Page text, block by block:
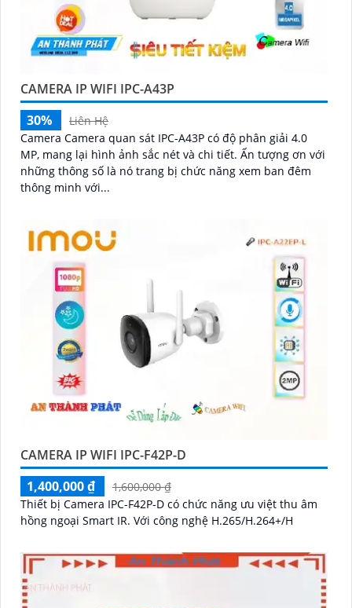
CAMERA IP WIFI IPC-A43P
30%
Liên Hệ
Camera Camera quan sát IPC-A43P có độ phân giải 4.0
MP, mang lại hình ảnh sắc nét và chi tiết. Ấn tượng ơn với
những thông số là nó trang bị chức năng xem ban đêm
thông minh với...
CAMERA IP WIFI IPC-F42P-D
1,400,000 ₫
1,600,000 ₫
Thiết bị Camera IPC-F42P-D có chức năng ưu việt thu âm
hồng ngoại Smart IR. Với công nghệ H.265/H.264+/H